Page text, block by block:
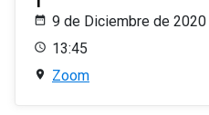
9 de Diciembre de 2020
13:45
Zoom